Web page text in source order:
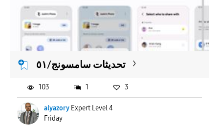
تحديثات سامسونج/٥١
alyazory Expert Level 4
Friday
103 1 3